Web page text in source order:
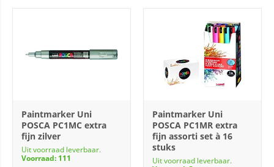
Paintmarker Uni
POSCA PC1MC extra
fijn zilver
Uit voorraad leverbaar.
Voorraad: 111
Paintmarker Uni
POSCA PC1MR extra
fijn assorti set à 16
stuks
Uit voorraad leverbaar.